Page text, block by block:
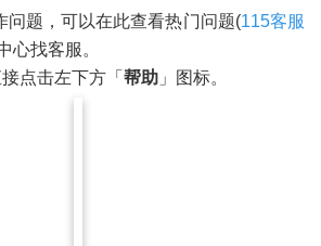
问题，可以在此查看热门问题(115客服
心找客服。
点击左下方「 帮助 」图标。